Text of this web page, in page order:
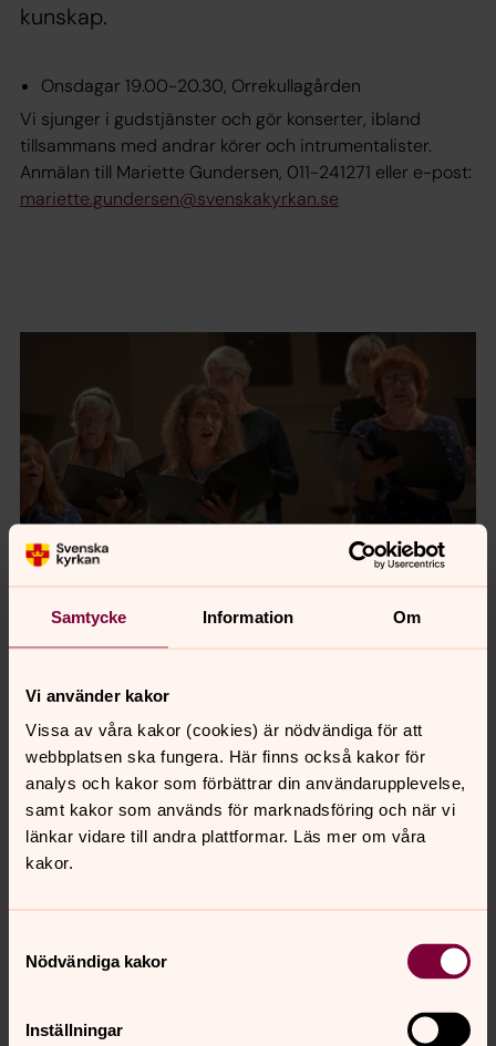
Samtycke Information Om
Vi använder kakor
Vissa av våra kakor (cookies) är nödvändiga för att
webbplatsen ska fungera. Här finns också kakor för
analys och kakor som förbättrar din användarupplevelse,
samt kakor som används för marknadsföring och när vi
länkar vidare till andra plattformar. Läs mer om våra
kakor.
Nödvändiga kakor
Inställningar
kunskap.
Onsdagar 19.00-20.30, Orrekullagården
Vi sjunger i gudstjänster och gör konserter, ibland
tillsammans med andrar körer och intrumentalister.
Anmälan till Mariette Gundersen, 011-241271 eller e-post:
mariette.gundersen@svenskakyrkan.se
innehåll?